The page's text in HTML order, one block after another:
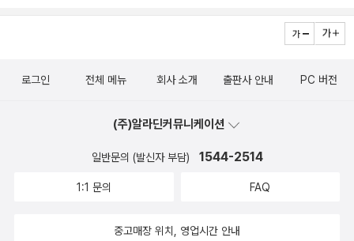
거나 과잉보호하는 부모, 정신 질환, 부패, 소녀 인권, 여러 세대
괴된 나라에서 가르치는 일까지…. 이들의 고유한 이야기는 때로
에 헌신하고 학생들의 안녕을 위한 마음은 모두가 하나였다. 어느
작은 마을, 어느 나라, 어느 대륙에 있건, 또 어떤 학교든, 그 안으
생들과 연결되는 방법을 찾아낸다. 이렇게 가르치려면 어마어마
로그인 전체 메뉴 회사 소개 출판사 안내 PC 버전
(주)알라딘커뮤니케이션
일반문의 (발신자 부담) 1544-2514
1:1 문의 FAQ
중고매장 위치, 영업시간 안내